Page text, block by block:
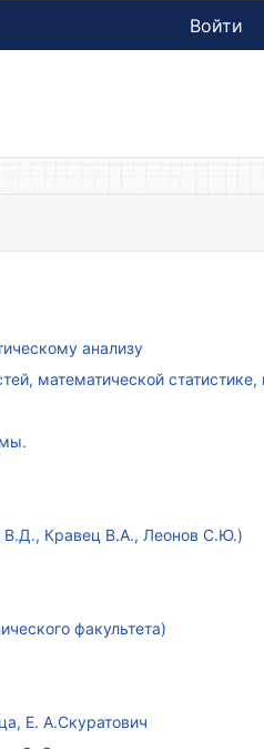
анализу
математической
В.Д., Кравец В.А., Леонов С.Ю.)
факультета)
Е. А.Скуратович
Войти